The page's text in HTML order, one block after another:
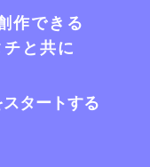
作できる
と共に
タートする